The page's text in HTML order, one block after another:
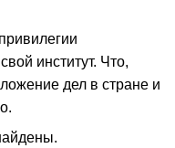
институт. Что,
дел в стране и